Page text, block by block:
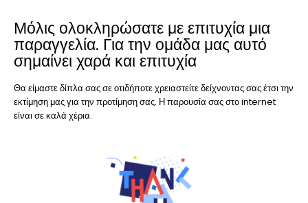
Μόλις ολοκληρώσατε με επιτυχία μια
παραγγελία. Για την ομάδα μας αυτό
σημαίνει χαρά και επιτυχία
Θα είμαστε δίπλα σας σε οτιδήποτε χρειαστείτε δείχνοντας σας έτσι την
εκτίμηση μας για την προτίμηση σας. Η παρουσία σας στο internet
είναι σε καλά χέρια.